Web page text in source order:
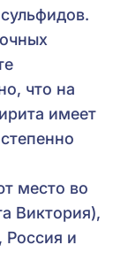
что на
имеет
место во
Виктория),
и